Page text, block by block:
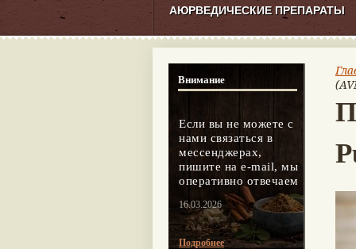
АЮРВЕДИЧЕСКИЕ ПРЕПАРАТЫ
Внимание
Если вы не можете с
нами связаться в
мессенджерах,
пишите на e-mail, мы
оперативно отвечаем
16.03.2026
Подробнее